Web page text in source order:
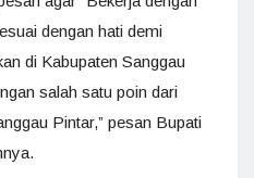
dengan hati demi
di Kabupaten Sanggau
salah satu poin dari
Pintar,” pesan Bupati